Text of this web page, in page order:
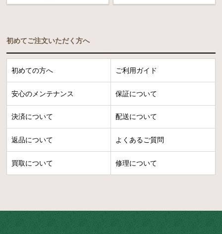
初めてご注文いただく方へ
初めての方へ ご利用ガイド
安心のメンテナンス 保証について
決済について 配送について
返品について よくあるご質問
買取について 修理について